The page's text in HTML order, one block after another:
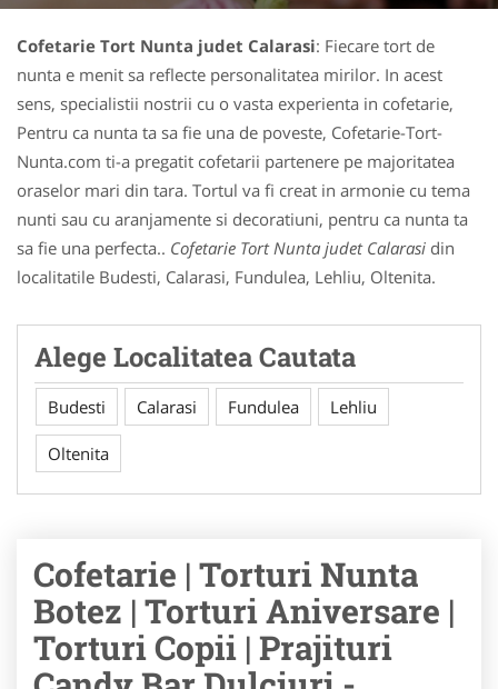
Cofetarie Tort Nunta judet Calarasi: Fiecare tort de
nunta e menit sa reflecte personalitatea mirilor. In acest
sens, specialistii nostrii cu o vasta experienta in cofetarie,
Pentru ca nunta ta sa fie una de poveste, Cofetarie-Tort-
Nunta.com ti-a pregatit cofetarii partenere pe majoritatea
oraselor mari din tara. Tortul va fi creat in armonie cu tema
nunti sau cu aranjamente si decoratiuni, pentru ca nunta ta
sa fie una perfecta.. Cofetarie Tort Nunta judet Calarasi din
localitatile Budesti, Calarasi, Fundulea, Lehliu, Oltenita.
Alege Localitatea Cautata
Budesti Calarasi Fundulea Lehliu
Oltenita
Cofetarie | Torturi Nunta
Botez | Torturi Aniversare |
Torturi Copii | Prajituri